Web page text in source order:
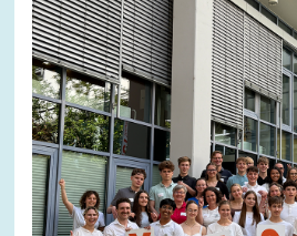
vergrößerter
Ansicht